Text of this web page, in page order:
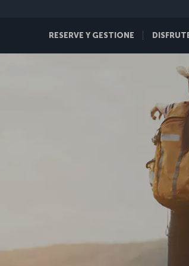
RESERVE Y GESTIONE